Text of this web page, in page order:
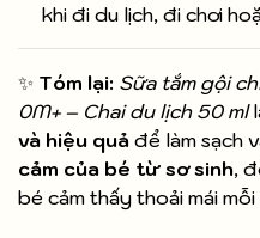
khi đi du lịch, đi chơi
✨ Tóm lại: Sữa tắm gội
0M+ – Chai du lịch 50 ml
và hiệu quả để làm sạch
cảm của bé từ sơ sinh,
bé cảm thấy thoải mái mỗi